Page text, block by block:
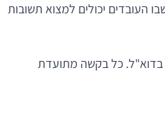
העובדים יכולים למצוא תשובות
בדוא"ל. כל בקשה מתועדת